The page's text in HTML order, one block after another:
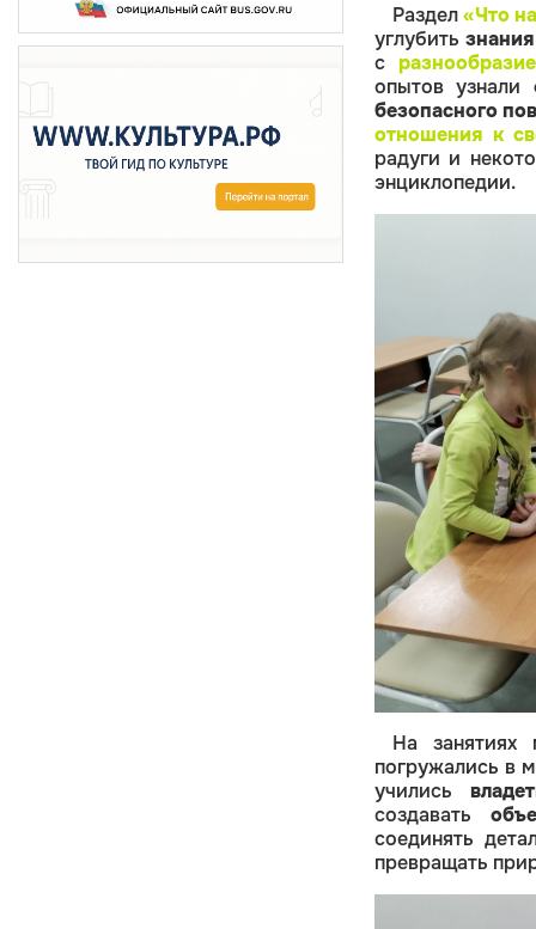
Раздел«Что
углубить
с
опытовузнали
безопасного
отношения к
радуги и
энциклопедии.
На
погружались в
учились
создавать
соединять
превращать